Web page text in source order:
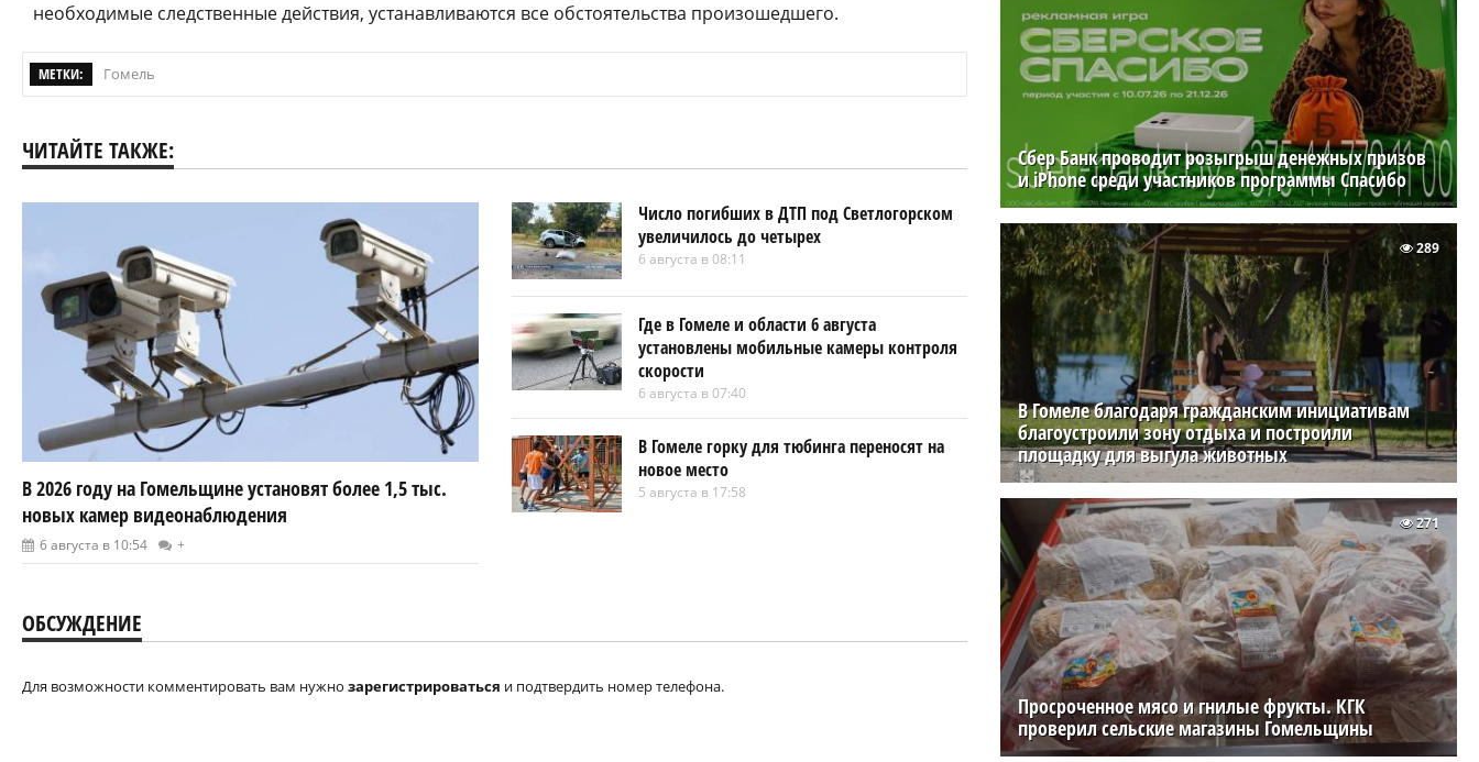
необходимые следственные действия, устанавливаются все обстоятельства произошедшего.
МЕТКИ: Гомель
ЧИТАЙТЕ ТАКЖЕ:
В 2026 году на Гомельщине установят более 1,5 тыс.
новых камер видеонаблюдения
6 августа в 10:54 +
Число погибших в ДТП под Светлогорском
увеличилось до четырех
6 августа в 08:11
Где в Гомеле и области 6 августа
установлены мобильные камеры контроля
скорости
6 августа в 07:40
В Гомеле горку для тюбинга переносят на
новое место
5 августа в 17:58
ОБСУЖДЕНИЕ
Для возможности комментировать вам нужно зарегистрироваться и подтвердить номер телефона.
Сбер Банк проводит розыгрыш денежных призов
и iPhone среди участников программы Спасибо
В Гомеле благодаря гражданским инициативам
благоустроили зону отдыха и построили
площадку для выгула животных
289
Просроченное мясо и гнилые фрукты. КГК
проверил сельские магазины Гомельщины
271